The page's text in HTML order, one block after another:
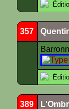
357
389